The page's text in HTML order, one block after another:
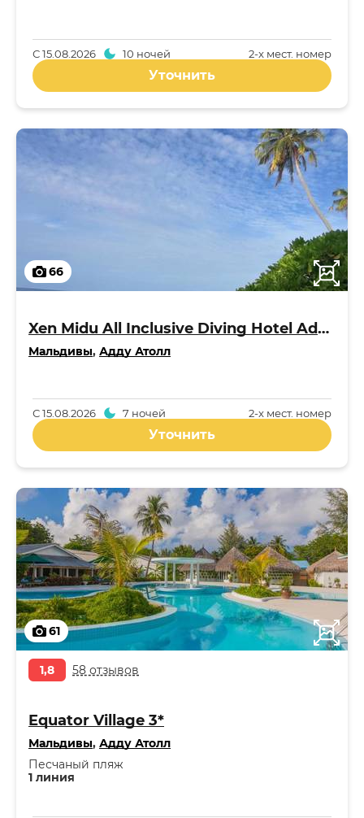
2-x мест. номер
С15.08.2026 10 ночей
Уточнить
66
Xen Midu All Inclusive Diving Hotel Addu Maldives 3*
Мальдивы, Адду Атолл
2-x мест. номер
С15.08.2026 7 ночей
Уточнить
61
1,8 58 отзывов
Equator Village 3*
Мальдивы, Адду Атолл
1 линия
Песчаный пляж